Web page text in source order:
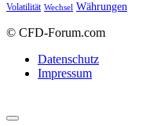
Volatilität Wechsel Währungen
© CFD-Forum.com
Datenschutz
Impressum